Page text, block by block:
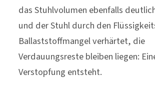
das Stuhlvolumen ebenfalls
und der Stuhl durch den
Ballaststoffmangel verhärtet, die
Verdauungsreste bleiben liegen:
Verstopfung entsteht.